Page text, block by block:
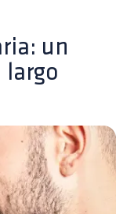
un
largo